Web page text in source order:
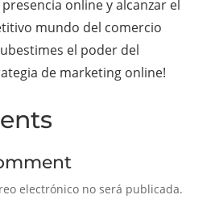
online y alcanzar el
mundo del comercio
el poder del
de marketing online!
electrónico no será publicada.